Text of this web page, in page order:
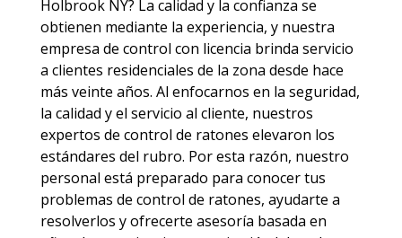
Holbrook NY? La calidad y la confianza se
obtienen mediante la experiencia, y nuestra
empresa de control con licencia brinda servicio
a clientes residenciales de la zona desde hace
más veinte años. Al enfocarnos en la seguridad,
la calidad y el servicio al cliente, nuestros
expertos de control de ratones elevaron los
estándares del rubro. Por esta razón, nuestro
personal está preparado para conocer tus
problemas de control de ratones, ayudarte a
resolverlos y ofrecerte asesoría basada en